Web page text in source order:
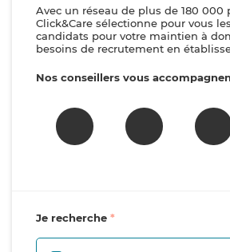
Avec un réseau de plus de 180 000
Click&Care sélectionne pour vous
candidats pour votre maintien à
besoins de recrutement en
Nos conseillers vous
Je recherche